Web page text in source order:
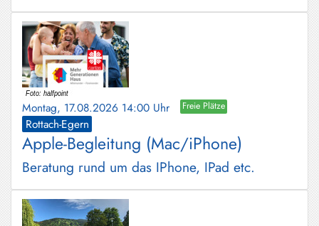
Montag, 17.08.2026 14:00 Uhr Freie Plätze
Rottach-Egern
Apple-Begleitung (Mac/iPhone)
Beratung rund um das IPhone, IPad etc.